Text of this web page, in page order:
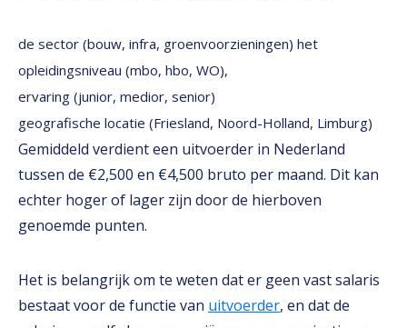
de sector (bouw, infra, groenvoorzieningen) het
opleidingsniveau (mbo, hbo, WO),
ervaring (junior, medior, senior)
geografische locatie (Friesland, Noord-Holland, Limburg)
Gemiddeld verdient een uitvoerder in Nederland
tussen de €2,500 en €4,500 bruto per maand. Dit kan
echter hoger of lager zijn door de hierboven
genoemde punten.
Het is belangrijk om te weten dat er geen vast salaris
bestaat voor de functie van uitvoerder, en dat de